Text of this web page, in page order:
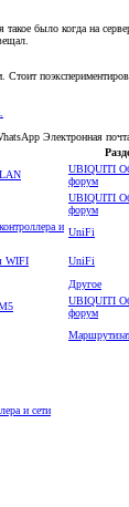
было когда на
Электронная
UBIQUITI
форум
UBIQUITI
форум
и UniFi
WIFI UniFi
Другое
UBIQUITI
форум
и сети